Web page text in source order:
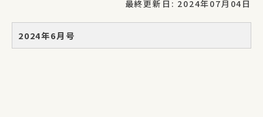
最終更新日: 2024年07月04日
2024年6月号